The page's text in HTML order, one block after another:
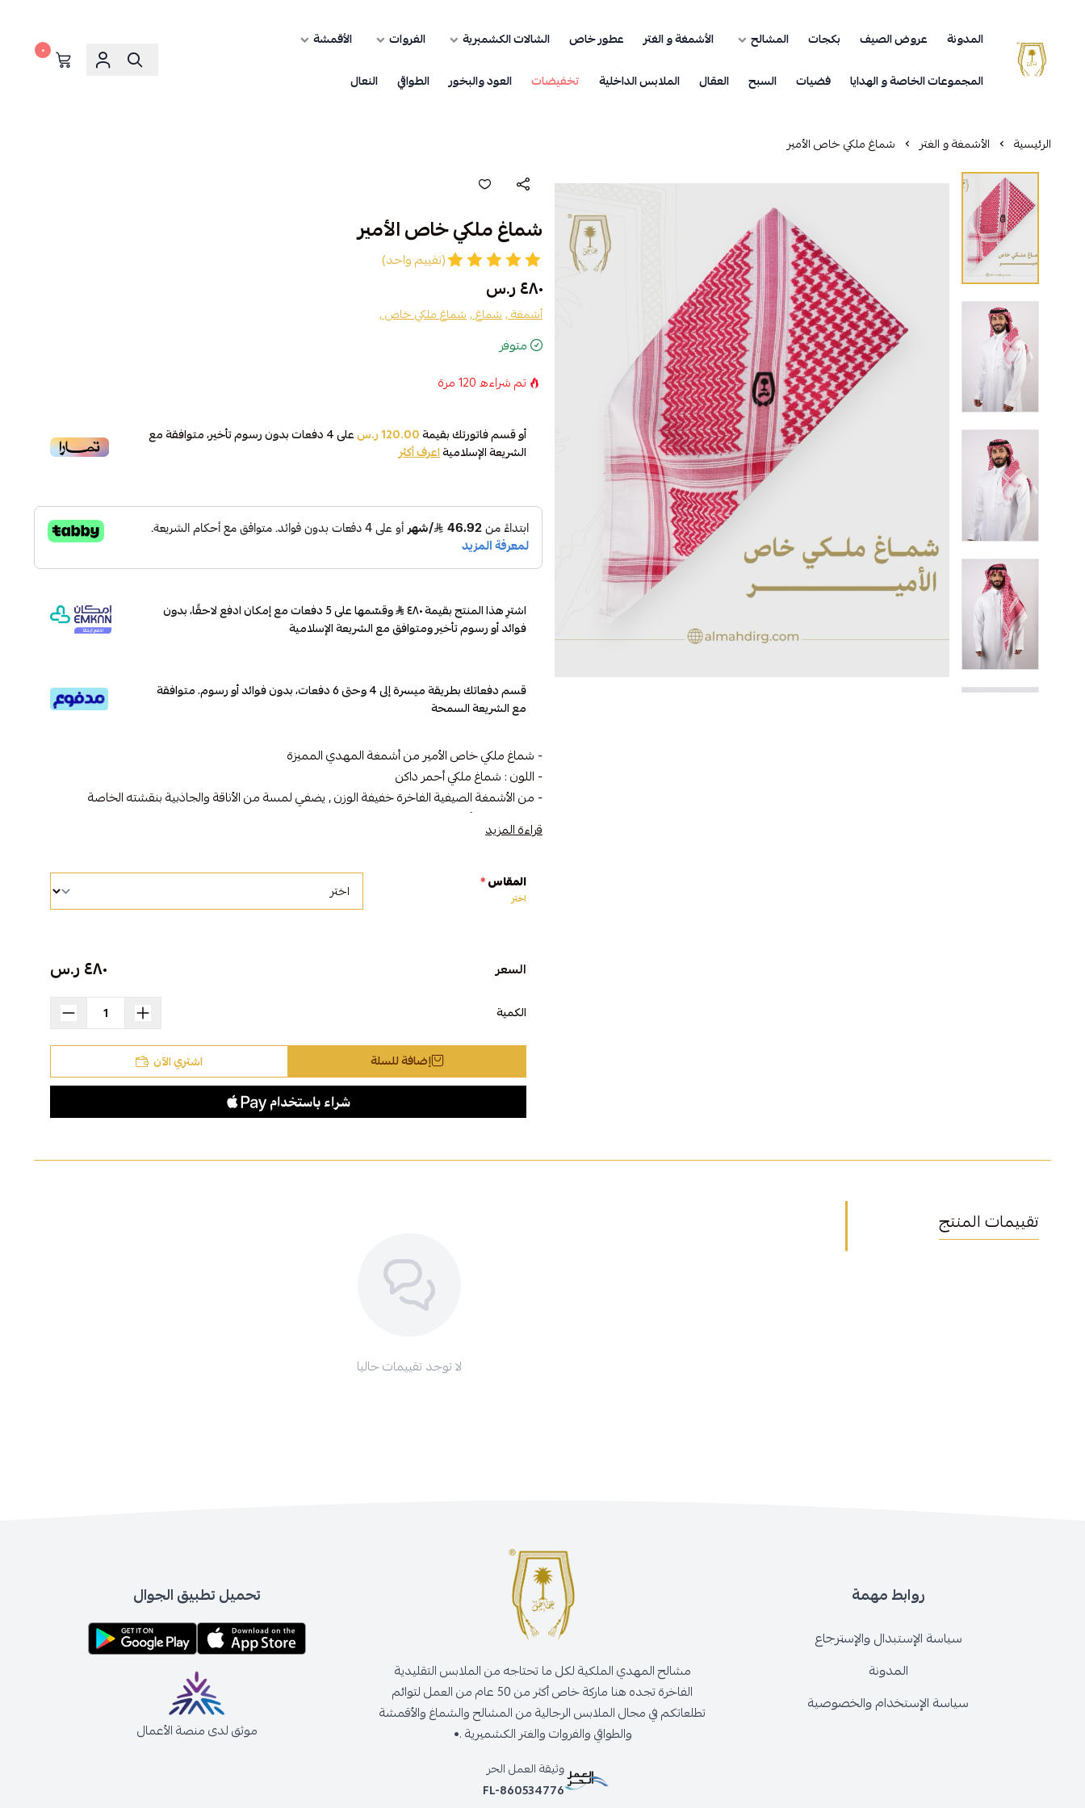
مشالح المهدي الملكية
المدونة عروض الصيف بكجات المشالح الأشمغة و الغتر عطور خاص الشالات الكشميرية الفروات
الأقمشة
المجموعات الخاصة و الهدايا
فضيات السبح العقال الملابس الداخلية تخفيضات العود والبخور الطواقي النعال
٠
الرئيسية الأشمغة و الغتر شماغ ملكي خاص الأمير
شماغ ملكي خاص الأمير
(تقييم واحد)
٤٨٠ ر.س
أشمغة ,شماغ ,شماغ ملكي خاص ,
متوفر
تم شراءه120مرة
أو قسم فاتورتك بقيمة120.00 ر.س على4دفعات بدون رسوم تأخير، متوافقة مع
الشريعة الإسلاميةاعرف أكثر
اشترِ هذا المنتج بقيمة ٤٨٠
وقسّمها على 5 دفعات مع إمكان ادفع لاحقًا، بدون
فوائد أو رسوم تأخير ومتوافق مع الشريعة الإسلامية
قسم دفعاتك بطريقة ميسرة إلى 4 وحتى 6 دفعات، بدون فوائد أو رسوم. متوافقة
مع الشريعة السمحة
- شماغ ملكي خاص الأمير من أشمغة المهدي المميزة
- اللون : شماغ ملكي أحمر داكن
- من الأشمغة الصيفية الفاخرة خفيفة الوزن , يضفي لمسة من الأناقة والجاذبية بنقشته الخاصة
- شماغ اصلي بأعلى معايير الجودة الانجليزية مصنوع من القطن ١٠٠٪؜
اطلبه الآن و تميز بحضورك الفخم مع "مشالح المهدي الملكية "
قراءة المزيد
المقاس*
اختر
السعر ٤٨٠ ر.س
الكمية
إضافة للسلة اشتري الآن
تقييمات المنتج
لا توجد تقييمات حاليا
روابط مهمة
سياسة الإستبدال والإسترجاع
المدونة
سياسة الإستخدام والخصوصية
مشالح المهدي الملكية لكل ما تحتاجه من الملابس التقليدية
الفاخرة تجده هنا ماركة خاص أكثر من 50 عام من العمل لتوائم
تطلعاتكم في مجال الملابس الرجالية من المشالح والشماغ والأقمشة
والطواقي والفروات والغتر الكشميرية .•
وثيقة العمل الحر
FL-860534776
تحميل تطبيق الجوال
موثق لدى منصة الأعمال